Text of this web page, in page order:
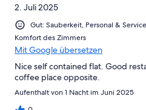
schlafen könnt, bei Wärme die
regnerischen Tagen Netflix oder
ist Kostenlos) und oder euch auf
genau richtig! Nahegelegene Orte
Pompei - Lidl - Strand -
- Autowerkstatt - Weitere
2. Juli 2025
Gut: Sauberkeit, Personal &
Komfort des Zimmers
Mit Google übersetzen
Nice self contained flat. Good
coffee place opposite.
Aufenthalt von 1 Nacht im Juni 2025